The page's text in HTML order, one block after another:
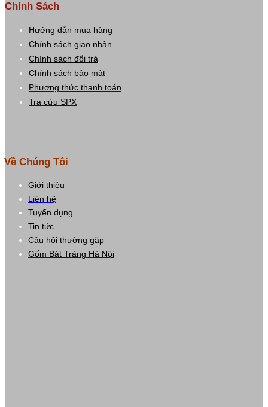
Chính Sách
Hướng dẫn mua hàng
Chính sách giao nhận
Chính sách đổi trả
Chính sách bảo mật
Phương thức thanh toán
Tra cứu SPX
Về Chúng Tôi
Giới thiệu
Liên hệ
Tuyển dụng
Tin tức
Câu hỏi thường gặp
Gốm Bát Tràng Hà Nội